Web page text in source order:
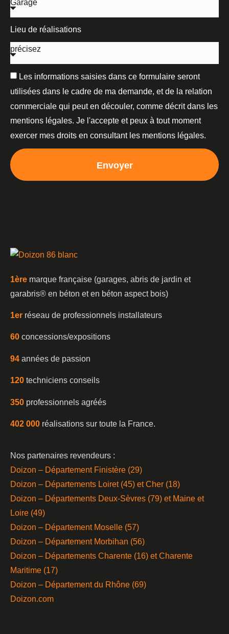
Lieu de réalisations
Les informations saisies dans ce formulaire seront
utilisées dans le cadre de ma demande, et de la relation
commerciale qui peut en découler, comme décrit dans les
mentions légales. Je l'accepte et peux à tout moment
exercer mes droits en consultant les mentions légales.
Envoyer
1ère marque française (garages, abris de jardin et
garabris®️ en béton et en béton aspect bois)
1er réseau de professionnels installateurs
60 concessions/expositions
94 années de passion
120 techniciens conseils
350 professionnels agréés
402 000 réalisations sur toute la France.
Nos partenaires revendeurs :
Doizon – Département Finistère (29)
Doizon – Départements Loiret (45) et Cher (18)
Doizon – Départements Deux-Sèvres (79) et Maine et
Loire (49)
Doizon – Département Moselle (57)
Doizon – Département Morbihan (56)
Doizon – Départements Charente (16) et Charente
Maritime (17)
Doizon – Département du Rhône (69)
Doizon.com